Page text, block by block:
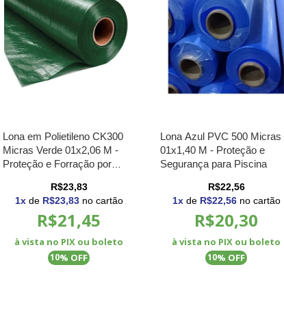
Lona em Polietileno CK300
Micras Verde 01x2,06 M -
Proteção e Forração por
R$23,83
1xde R$23,83no cartão
R$21,45
à vista no PIX ou boleto
10% OFF
Lona Azul PVC 500 Micras
01x1,40 M - Proteção e
Segurança para Piscina
R$22,56
1xde R$22,56no cartão
R$20,30
à vista no PIX ou boleto
10% OFF